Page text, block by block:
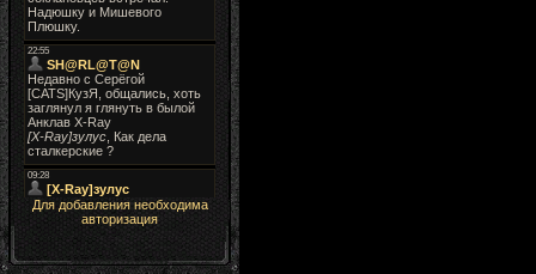
Для добавления необходима
авторизация